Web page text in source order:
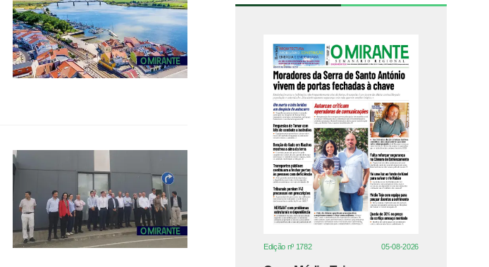
Edição nº 1782 05-08-2026